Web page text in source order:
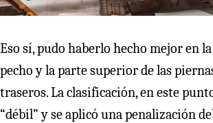
Eso sí, pudo haberlo hecho mejor en
pecho y la parte superior de las
traseros. La clasificación, en este
“débil” y se aplicó una penalización